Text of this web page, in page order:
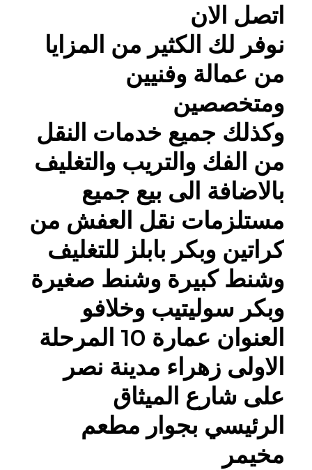
نقل اثاث , نقل عفش , نقل موبيليا
اتصل الان
نوفر لك الكثير من المزايا
من عمالة وفنيين
ومتخصصين
وكذلك جميع خدمات النقل
من الفك والتريب والتغليف
بالاضافة الى بيع جميع
مستلزمات نقل العفش من
كراتين وبكر بابلز للتغليف
وشنط كبيرة وشنط صغيرة
وبكر سوليتيب وخلافو
العنوان عمارة 10 المرحلة
الاولى زهراء مدينة نصر
على شارع الميثاق
الرئيسي بجوار مطعم
مخيمر